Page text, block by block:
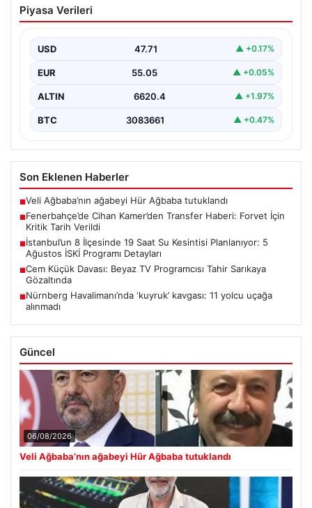
05.08.2026
İstanbul’un 8 İlçesinde 19 Saat Su
Kesintisi Planlanıyor: 5 Ağustos İSKİ
İstanbul Su ve Kanalizasyon İdaresi (İSKİ), önümüzdeki
günlerde planlanan bakım ve onarım çalışmaları
kapsamında…
USD 47.71 ▲ +0.17%
EUR 55.05 ▲ +0.05%
ALTIN 6620.4 ▲ +1.97%
BTC 3083661 ▲ +0.47%
Son Eklenen Haberler
Veli Ağbaba’nın ağabeyi Hür Ağbaba tutuklandı
■Fenerbahçe’de Cihan Kamer’den Transfer Haberi: Forvet İçin
Kritik Tarih Verildi
■İstanbul’un 8 İlçesinde 19 Saat Su Kesintisi Planlanıyor: 5
Ağustos İSKİ Programı Detayları
■Cem Küçük Davası: Beyaz TV Programcısı Tahir Sarıkaya
Gözaltında
■Nürnberg Havalimanı’nda ‘kuyruk’ kavgası: 11 yolcu uçağa
alınmadı
Güncel
06/08/2026
Veli Ağbaba’nın ağabeyi Hür Ağbaba tutuklandı